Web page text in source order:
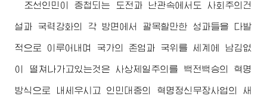
조선인민이 중첩되는 도전과 난관속에서도 사회주의건
설과 국력강화의 각 방면에서 괄목할만한 성과들을 다발
적으로 이루어내며 국가의 존엄과 국위를 세계에 남김없
이 떨쳐나가고있는것은 사상제일주의를 백전백승의 혁명
방식으로 내세우시고 인민대중의 혁명정신무장사업의 새